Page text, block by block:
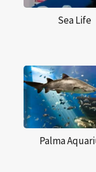
Sea Life
Palma